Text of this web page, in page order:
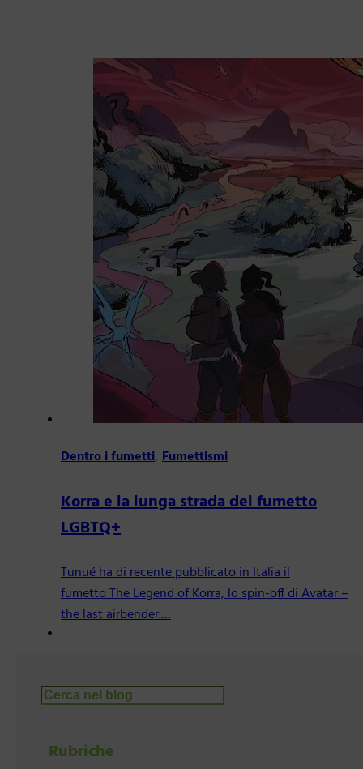
Dentro i fumetti,Fumettismi
Korra e la lunga strada del fumetto
LGBTQ+
Tunué ha di recente pubblicato in Italia il
fumetto The Legend of Korra, lo spin-off di Avatar –
the last airbender.…
Cerca
Rubriche